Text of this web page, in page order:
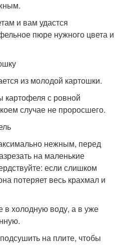
и вам удастся
пюре нужного цвета и
из молодой картошки.
картофеля с ровной
случае не проросшего.
нежным, перед
на маленькие
если слишком
потеряет весь крахмал и
в холодную воду, а в уже
на плите, чтобы